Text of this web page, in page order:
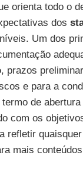
orienta todo o
dos
Um dos
, prazos
e para a
termo de
com os
refletir
mais